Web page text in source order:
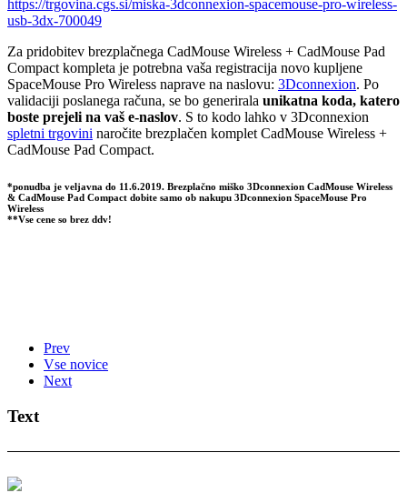
https://trgovina.cgs.si/miska-3dconnexion-spacemouse-pro-wireless-
usb-3dx-700049
Za pridobitev brezplačnega CadMouse Wireless + CadMouse Pad
Compact kompleta je potrebna vaša registracija novo kupljene
SpaceMouse Pro Wireless naprave na naslovu: 3Dconnexion. Po
validaciji poslanega računa, se bo generirala unikatna koda, katero
boste prejeli na vaš e-naslov. S to kodo lahko v 3Dconnexion
spletni trgovini naročite brezplačen komplet CadMouse Wireless +
CadMouse Pad Compact.
*ponudba je veljavna do 11.6.2019. Brezplačno miško 3Dconnexion CadMouse Wireless
& CadMouse Pad Compact dobite samo ob nakupu 3Dconnexion SpaceMouse Pro
Wireless
**Vse cene so brez ddv!
Prev
Vse novice
Next
Text